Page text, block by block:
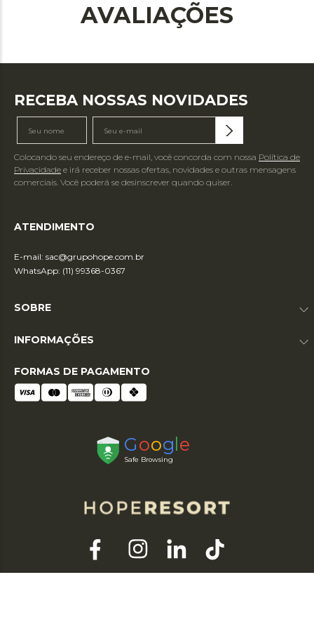
AVALIAÇÕES
RECEBA NOSSAS NOVIDADES
Colocando seu endereço de e-mail, você concorda com nossa Política de
Privacidade e irá receber nossas ofertas, novidades e outras mensagens
comerciais. Você poderá se desinscrever quando quiser.
ATENDIMENTO
E-mail: sac@grupohope.com.br
WhatsApp: (11) 99368-0367
SOBRE
INFORMAÇÕES
FORMAS DE PAGAMENTO